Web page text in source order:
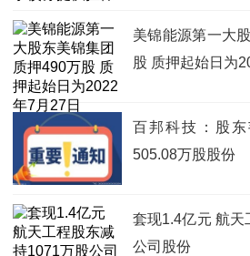
美锦能源第一大
股 质押起始日为
百邦科技：股
505.08万股股份
套现1.4亿元 航天
公司股份